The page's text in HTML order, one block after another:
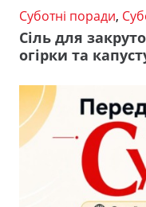
Суботні поради,
Сіль для
огірки та